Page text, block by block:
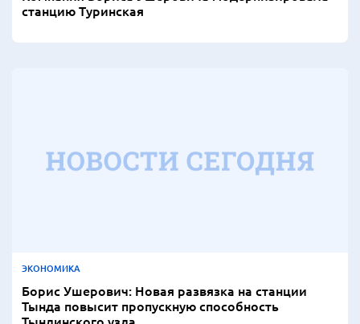
станцию Туринская
ЭКОНОМИКА
Борис Ушерович: Новая развязка на станции
Тында повысит пропускную способность